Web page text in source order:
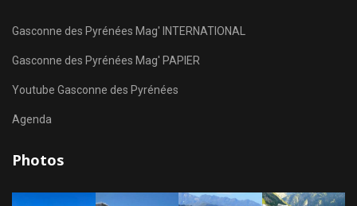
Gasconne des Pyrénées Mag' INTERNATIONAL
Gasconne des Pyrénées Mag' PAPIER
Youtube Gasconne des Pyrénées
Agenda
Photos